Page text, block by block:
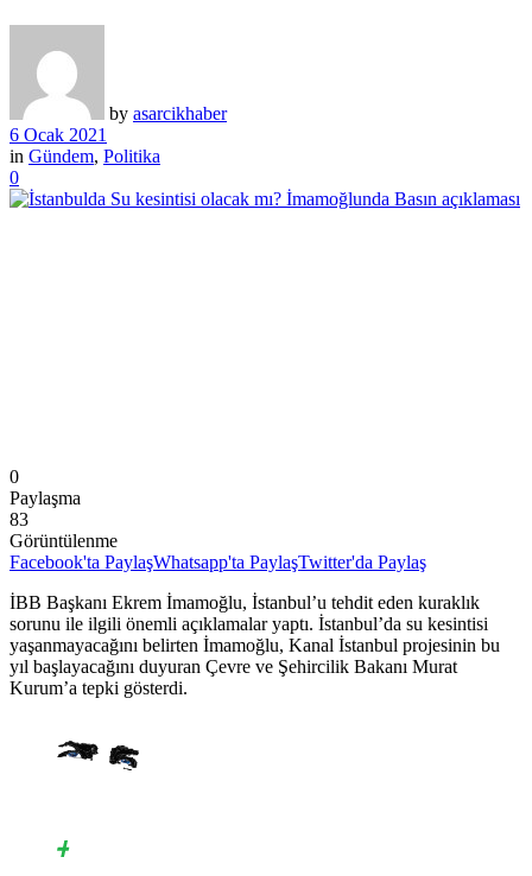
by asarcikhaber
6 Ocak 2021
in Gündem, Politika
0
0
Paylaşma
83
Görüntülenme
Facebook'ta PaylaşWhatsapp'ta PaylaşTwitter'da Paylaş
İBB Başkanı Ekrem İmamoğlu, İstanbul’u tehdit eden kuraklık
sorunu ile ilgili önemli açıklamalar yaptı. İstanbul’da su kesintisi
yaşanmayacağını belirten İmamoğlu, Kanal İstanbul projesinin bu
yıl başlayacağını duyuran Çevre ve Şehircilik Bakanı Murat
Kurum’a tepki gösterdi.